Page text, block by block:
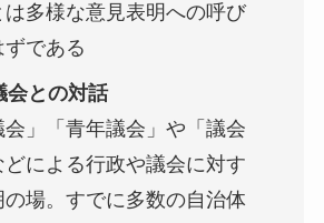
は多様な意見表明への呼び
である
会との対話
会」「青年議会」や「議会
による行政や議会に対す
の場。すでに多数の自治体